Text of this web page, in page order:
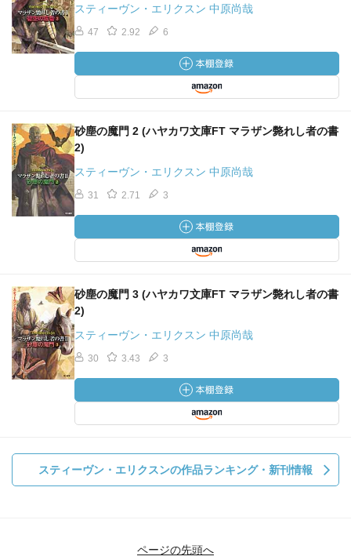
スティーヴン・エリクスン 中原尚哉
47 2.92 6
砂塵の魔門 2 (ハヤカワ文庫FT マラザン斃れし者の書
2)
スティーヴン・エリクスン 中原尚哉
31 2.71 3
砂塵の魔門 3 (ハヤカワ文庫FT マラザン斃れし者の書
2)
スティーヴン・エリクスン 中原尚哉
30 3.43 3
スティーヴン・エリクスンの作品ランキング・新刊情報
ページの先頭へ